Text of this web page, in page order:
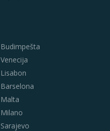
Budimpešta
Venecija
Lisabon
Barselona
Malta
Milano
Sarajevo